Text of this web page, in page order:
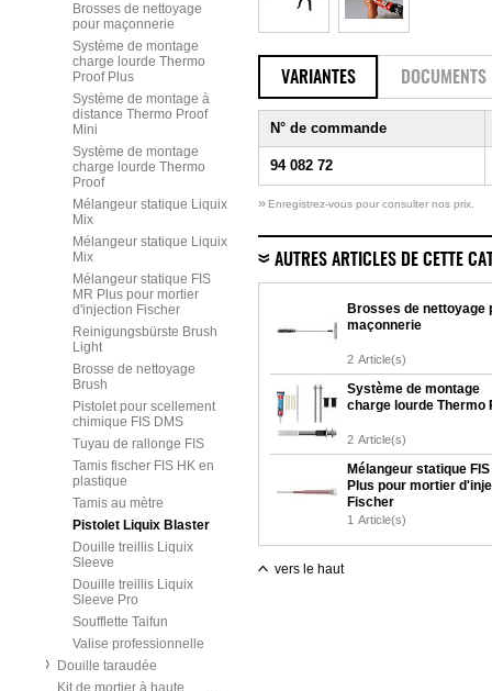
Brosses de nettoyage
pour maçonnerie
Système de montage
charge lourde Thermo
Proof Plus
Système de montage à
distance Thermo Proof
Mini
Système de montage
charge lourde Thermo
Proof
Mélangeur statique Liquix
Mix
Mélangeur statique Liquix
Mix
Mélangeur statique FIS
MR Plus pour mortier
d'injection Fischer
Reinigungsbürste Brush
Light
Brosse de nettoyage
Brush
Pistolet pour scellement
chimique FIS DMS
Tuyau de rallonge FIS
Tamis fischer FIS HK en
plastique
Tamis au mètre
Pistolet Liquix Blaster
Douille treillis Liquix
Sleeve
Douille treillis Liquix
Sleeve Pro
Soufflette Taifun
Valise professionnelle
Douille taraudée
Kit de mortier à haute
VARIANTES DOCUMENTS
N° de commande
94 082 72
» Enregistrez-vous pour consulter nos prix.
AUTRES ARTICLES DE CETTE
Brosses de nettoyage
maçonnerie
2 Article(s)
Système de montage
charge lourde Thermo
2 Article(s)
Mélangeur statique FIS
Plus pour mortier
Fischer
1 Article(s)
vers le haut